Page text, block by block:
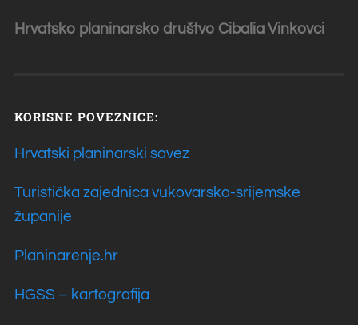
Hrvatsko planinarsko društvo Cibalia Vinkovci
KORISNE POVEZNICE:
Hrvatski planinarski savez
Turistička zajednica vukovarsko-srijemske
županije
Planinarenje.hr
HGSS – kartografija